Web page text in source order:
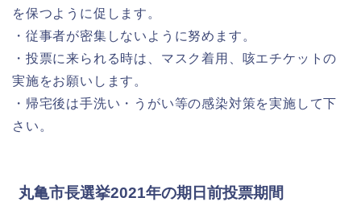
を保つように促します。
・従事者が密集しないように努めます。
・投票に来られる時は、マスク着用、咳エチケットの
実施をお願いします。
・帰宅後は手洗い・うがい等の感染対策を実施して下
さい。
丸亀市長選挙2021年の期日前投票期間